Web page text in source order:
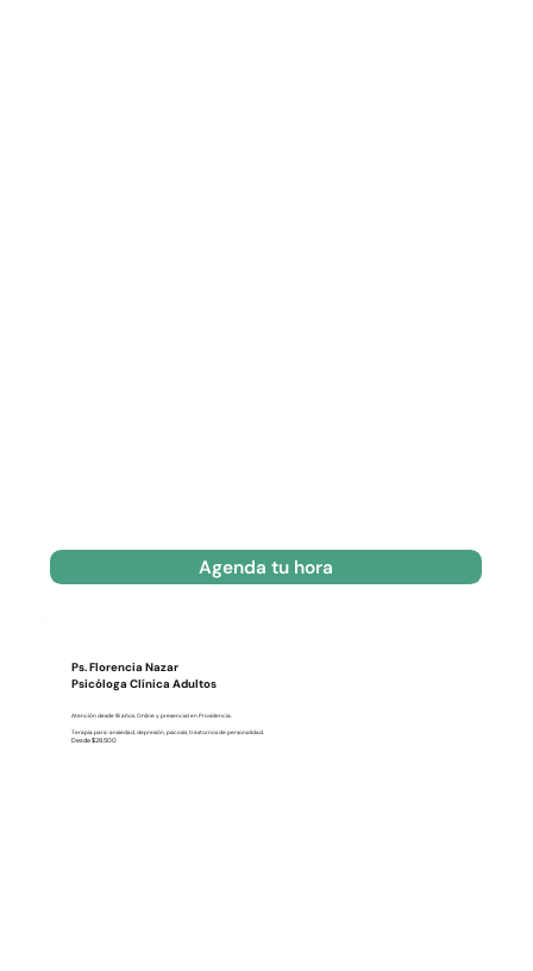
Agenda tu hora
Ps. Florencia Nazar
Psicóloga Clínica Adultos
Atención desde 18 años. Online y presencial en Providencia.
Terapia para: ansiedad, depresión, psicosis, trastornos de personalidad.
Desde $28.500